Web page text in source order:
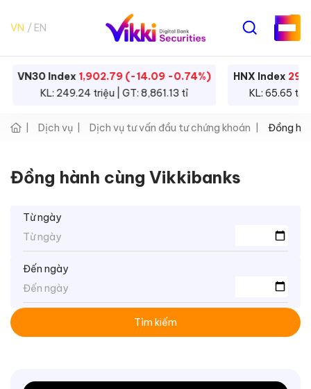
VN EN
VN30 Index 1,902.79 (-14.09 -0.74%)
KL: 249.24 triệu | GT: 8,861.13 tỉ
HNX Index
KL: 65.65
Dịch vụ Dịch vụ tư vấn đầu tư chứng khoán Đồng
Đồng hành cùng Vikkibanks
Từ ngày
Đến ngày
Tìm kiếm